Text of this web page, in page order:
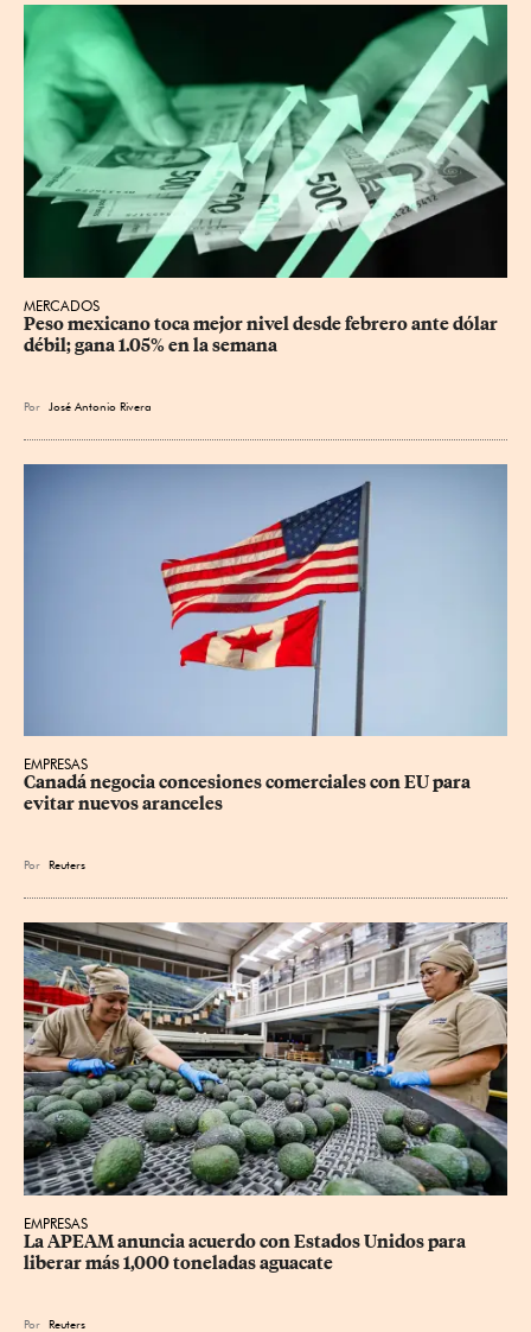
MERCADOS
Peso mexicano toca mejor nivel desde febrero ante dólar
débil; gana 1.05% en la semana
Por José Antonio Rivera
EMPRESAS
Canadá negocia concesiones comerciales con EU para
evitar nuevos aranceles
Por Reuters
EMPRESAS
La APEAM anuncia acuerdo con Estados Unidos para
liberar más 1,000 toneladas aguacate
Por Reuters